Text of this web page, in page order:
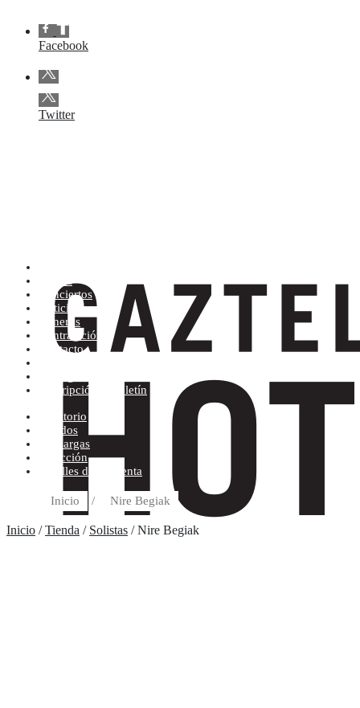
Facebook
Twitter
Tienda
Conciertos
Noticias
Géneros
Contratación
Contacto
Suscripción al boletín
Escritorio
Pedidos
Descargas
Dirección
Detalles de la cuenta
Inicio / Nire Begiak
Inicio /Tienda / Solistas / Nire Begiak